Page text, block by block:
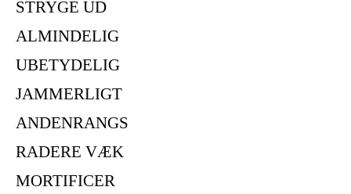
STRYGE UD
ALMINDELIG
UBETYDELIG
JAMMERLIGT
ANDENRANGS
RADERE VÆK
MORTIFICER